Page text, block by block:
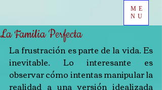
ME
NU
La Familia Perfecta
La frustración es parte de la vida. Es
inevitable. Lo interesante es
observar cómo intentas manipular la
realidad a una versión idealizada